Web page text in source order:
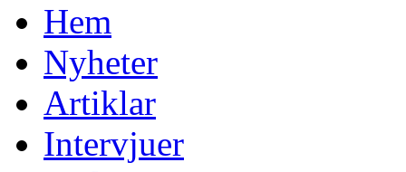
Hem
Nyheter
Artiklar
Intervjuer